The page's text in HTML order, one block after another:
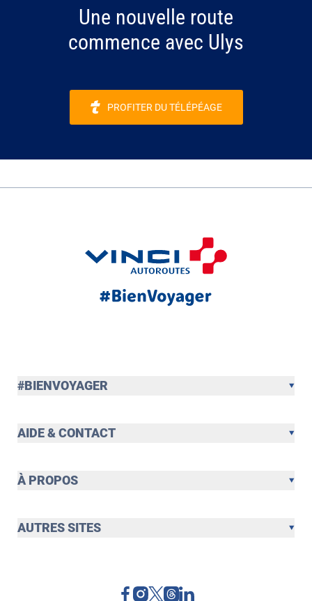
Une nouvelle route
commence avec Ulys
PROFITER DU TÉLÉPÉAGE
#BIENVOYAGER
AIDE & CONTACT
À PROPOS
AUTRES SITES